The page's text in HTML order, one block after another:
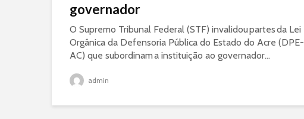
governador
O Supremo Tribunal Federal (STF) invalidou partes da Lei
Orgânica da Defensoria Pública do Estado do Acre (DPE-
AC) que subordinam a instituição ao governador...
admin